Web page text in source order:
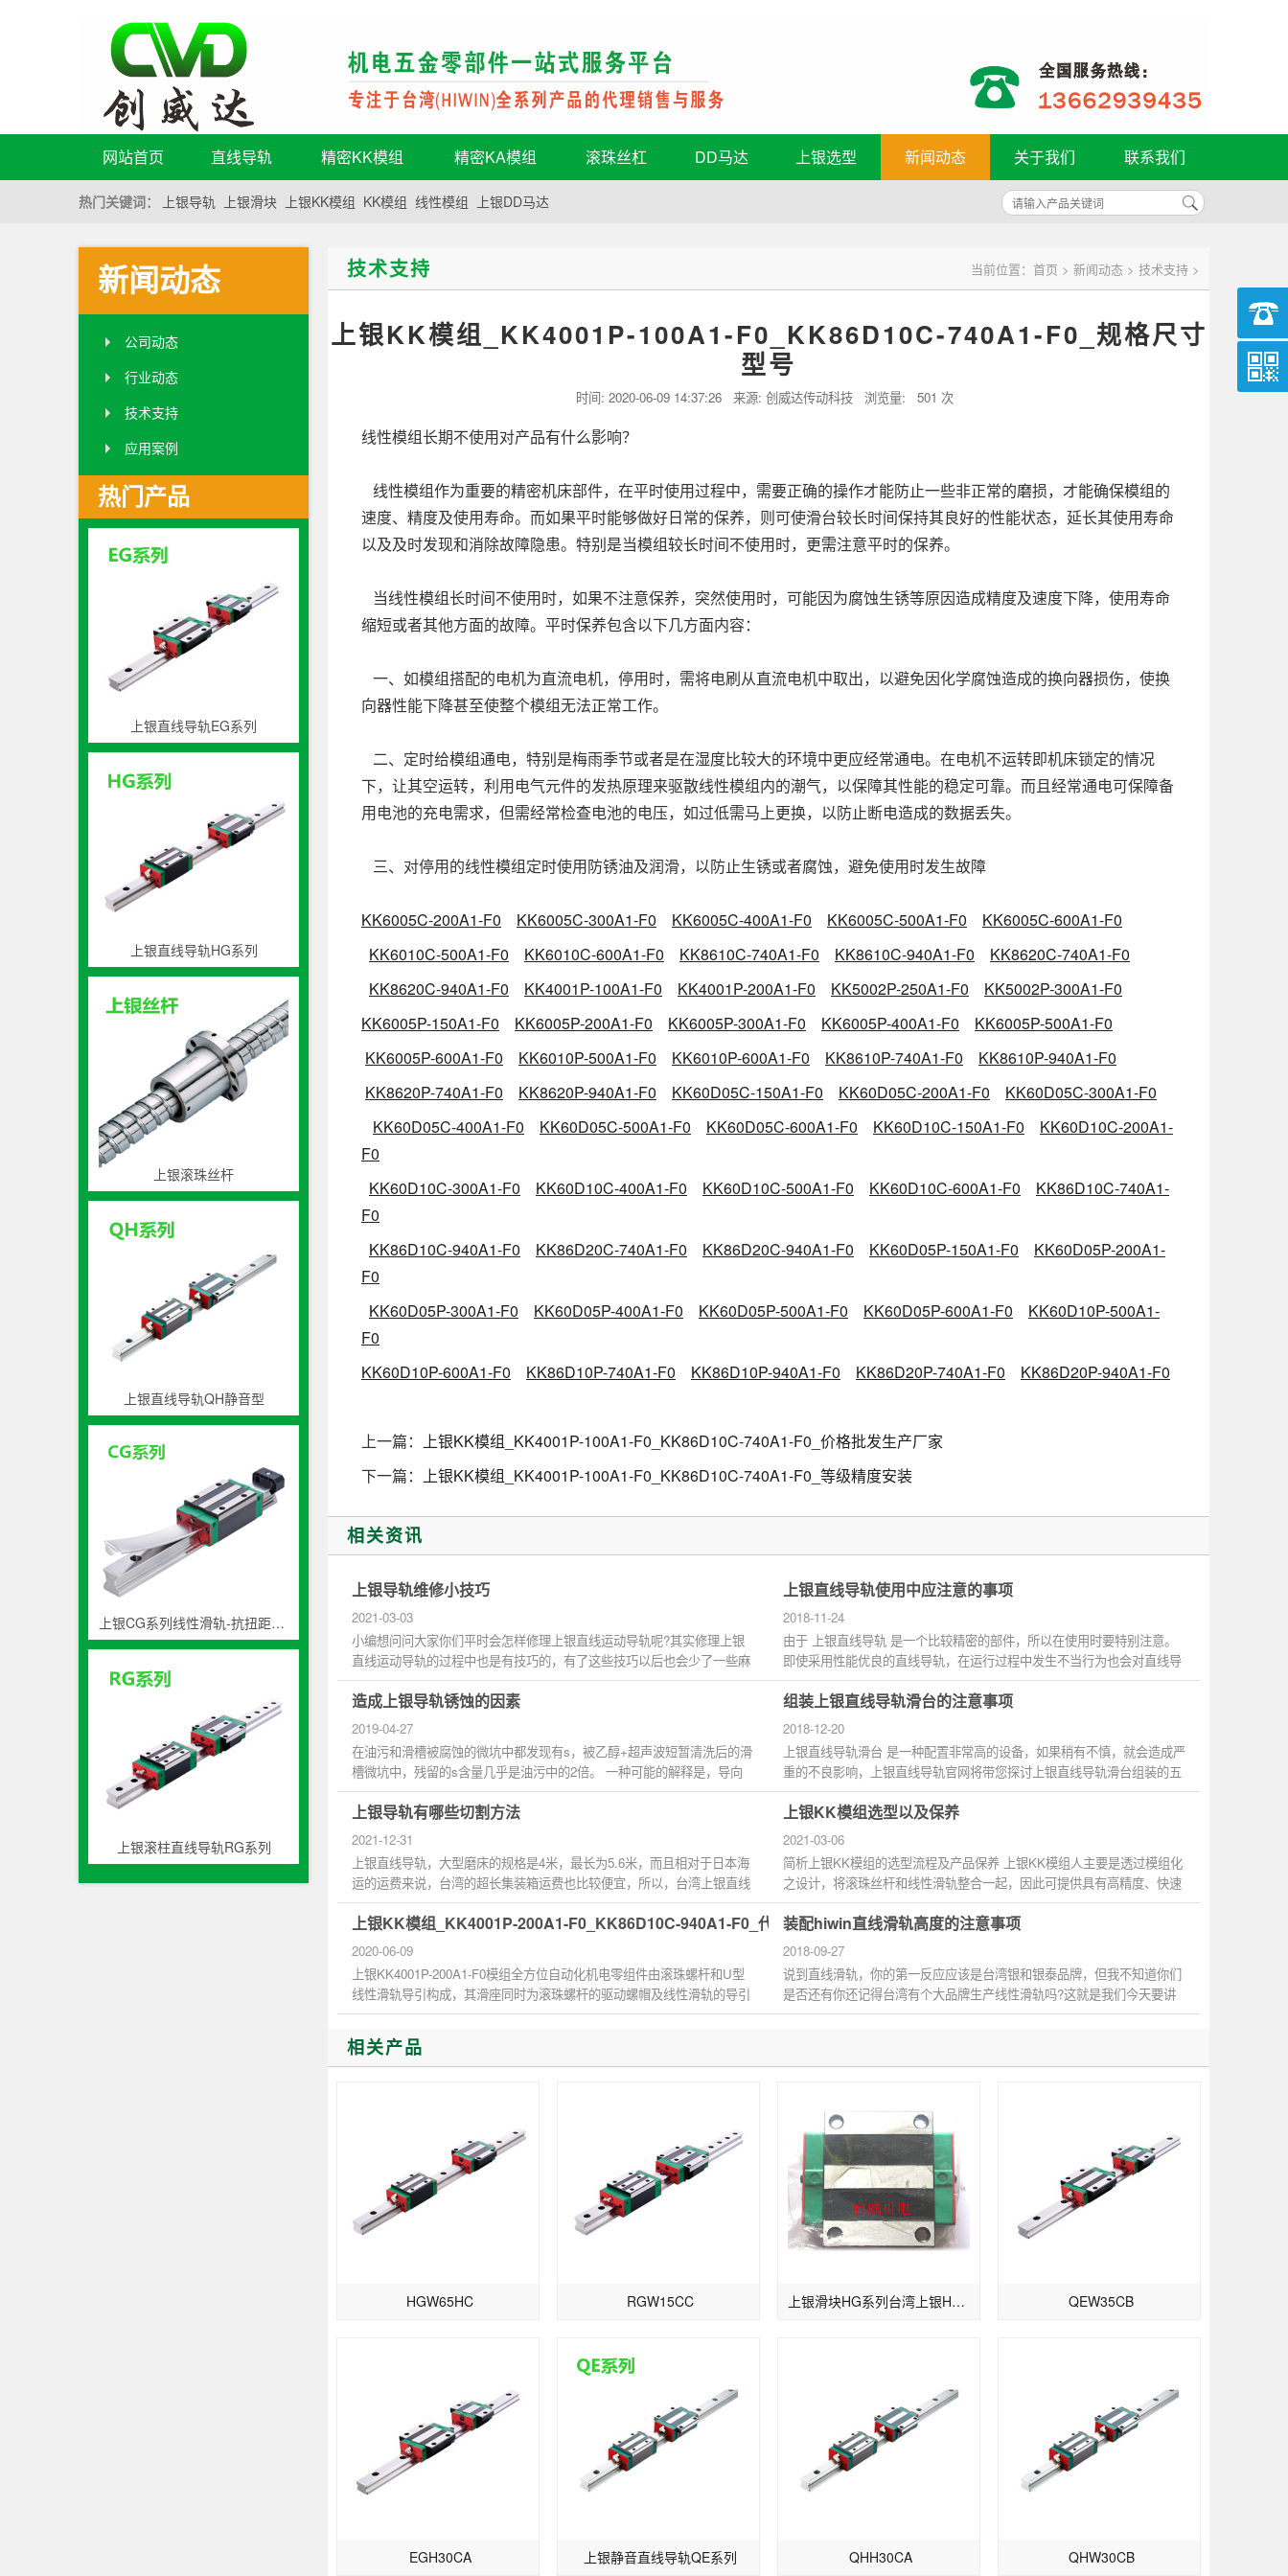
网站首页 直线导轨 精密KK模组 精密KA模组 滚珠丝杠 DD马达 上银选型 新闻动态 关于我们 联系我们
热门关键词： 上银导轨 上银滑块 上银KK模组 KK模组 线性模组 上银DD马达
新闻动态
公司动态
行业动态
技术支持
应用案例
热门产品
上银直线导轨EG系列
上银直线导轨HG系列
上银滚珠丝杆
上银直线导轨QH静音型
上银CG系列线性滑轨-抗扭距高防尘导轨
上银滚柱直线导轨RG系列
技术支持 当前位置： 首页 > 新闻动态 > 技术支持 >
上银KK模组_KK4001P-100A1-F0_KK86D10C-740A1-F0_规格尺寸
型号
时间: 2020-06-09 14:37:26 来源: 创威达传动科技 浏览量: 501 次
线性模组长期不使用对产品有什么影响？
线性模组作为重要的精密机床部件，在平时使用过程中，需要正确的操作才能防止一些非正常的磨损，才能确保模组的
速度、精度及使用寿命。而如果平时能够做好日常的保养，则可使滑台较长时间保持其良好的性能状态，延长其使用寿命
以及及时发现和消除故障隐患。特别是当模组较长时间不使用时，更需注意平时的保养。
当线性模组长时间不使用时，如果不注意保养，突然使用时，可能因为腐蚀生锈等原因造成精度及速度下降，使用寿命
缩短或者其他方面的故障。平时保养包含以下几方面内容：
一、如模组搭配的电机为直流电机，停用时，需将电刷从直流电机中取出，以避免因化学腐蚀造成的换向器损伤，使换
向器性能下降甚至使整个模组无法正常工作。
二、定时给模组通电，特别是梅雨季节或者是在湿度比较大的环境中更应经常通电。在电机不运转即机床锁定的情况
下，让其空运转，利用电气元件的发热原理来驱散线性模组内的潮气，以保障其性能的稳定可靠。而且经常通电可保障备
用电池的充电需求，但需经常检查电池的电压，如过低需马上更换，以防止断电造成的数据丢失。
三、对停用的线性模组定时使用防锈油及润滑，以防止生锈或者腐蚀，避免使用时发生故障
KK6005C-200A1-F0 KK6005C-300A1-F0 KK6005C-400A1-F0 KK6005C-500A1-F0
KK6005C-600A1-F0
KK6010C-500A1-F0
KK6010C-600A1-F0 KK8610C-740A1-F0 KK8610C-940A1-F0
KK8620C-740A1-F0
KK8620C-940A1-F0
KK4001P-100A1-F0 KK4001P-200A1-F0 KK5002P-250A1-F0
KK5002P-300A1-F0
KK6005P-150A1-F0
KK6005P-200A1-F0 KK6005P-300A1-F0 KK6005P-400A1-F0
KK6005P-500A1-F0
KK6005P-600A1-F0
KK6010P-500A1-F0 KK6010P-600A1-F0 KK8610P-740A1-F0
KK8610P-940A1-F0
KK8620P-740A1-F0
KK8620P-940A1-F0 KK60D05C-150A1-F0 KK60D05C-200A1-F0
KK60D05C-300A1-F0
KK60D05C-400A1-F0
KK60D05C-500A1-F0 KK60D05C-600A1-F0 KK60D10C-150A1-F0
KK60D10C-200A1-
F0
KK60D10C-300A1-F0
KK60D10C-400A1-F0 KK60D10C-500A1-F0 KK60D10C-600A1-F0
KK86D10C-740A1-
F0
KK86D10C-940A1-F0
KK86D20C-740A1-F0 KK86D20C-940A1-F0 KK60D05P-150A1-F0
KK60D05P-200A1-
F0
KK60D05P-300A1-F0
KK60D05P-400A1-F0 KK60D05P-500A1-F0 KK60D05P-600A1-F0
KK60D10P-500A1-
F0
KK60D10P-600A1-F0
KK86D10P-740A1-F0 KK86D10P-940A1-F0 KK86D20P-740A1-F0 KK86D20P-940A1-F0
上一篇： 上银KK模组_KK4001P-100A1-F0_KK86D10C-740A1-F0_价格批发生产厂家
下一篇： 上银KK模组_KK4001P-100A1-F0_KK86D10C-740A1-F0_等级精度安装
相关资讯
上银导轨维修小技巧
2021-03-03
小编想问问大家你们平时会怎样修理上银直线运动导轨呢?其实修理上银
直线运动导轨的过程中也是有技巧的，有了这些技巧以后也会少了一些麻
烦，那么大...
上银直线导轨使用中应注意的事项
2018-11-24
由于 上银直线导轨 是一个比较精密的部件，所以在使用时要特别注意。
即使采用性能优良的直线导轨，在运行过程中发生不当行为也会对直线导
轨产生严...
造成上银导轨锈蚀的因素
2019-04-27
在油污和滑槽被腐蚀的微坑中都发现有s，被乙醇+超声波短暂清洗后的滑
槽微坑中，残留的s含量几乎是油污中的2倍。 一种可能的解释是，导向
油的抗磨剂...
组装上银直线导轨滑台的注意事项
2018-12-20
上银直线导轨滑台 是一种配置非常高的设备，如果稍有不慎，就会造成严
重的不良影响，上银直线导轨官网将带您探讨上银直线导轨滑台组装的五
大基本原...
上银导轨有哪些切割方法
2021-12-31
上银直线导轨，大型磨床的规格是4米，最长为5.6米，而且相对于日本海
运的运费来说，台湾的超长集装箱运费也比较便宜，所以，台湾上银直线
导轨全部是...
上银KK模组选型以及保养
2021-03-06
简析上银KK模组的选型流程及产品保养 上银KK模组人主要是透过模组化
之设计，将滚珠丝杆和线性滑轨整合一起，因此可提供具有高精度、快速
安装、选用...
上银KK模组_KK4001P-200A1-F0_KK86D10C-940A1-F0_代理商正品官网
2020-06-09
上银KK4001P-200A1-F0模组全方位自动化机电零组件由滚珠螺杆和U型
线性滑轨导引构成，其滑座同时为滚珠螺杆的驱动螺帽及线性滑轨的导引
滑块。 KK4001P-200A...
装配hiwin直线滑轨高度的注意事项
2018-09-27
说到直线滑轨，你的第一反应应该是台湾银和银泰品牌，但我不知道你们
是否还有你还记得台湾有个大品牌生产线性滑轨吗?这就是我们今天要讲
的内容 直...
相关产品
HGW65HC RGW15CC 上银滑块HG系列台湾上银HGW35CB东莞现货供应 QEW35CB
EGH30CA 上银静音直线导轨QE系列 QHH30CA QHW30CB